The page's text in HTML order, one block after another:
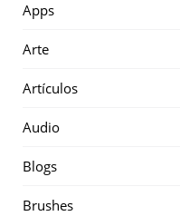
Apps
Arte
Artículos
Audio
Blogs
Brushes